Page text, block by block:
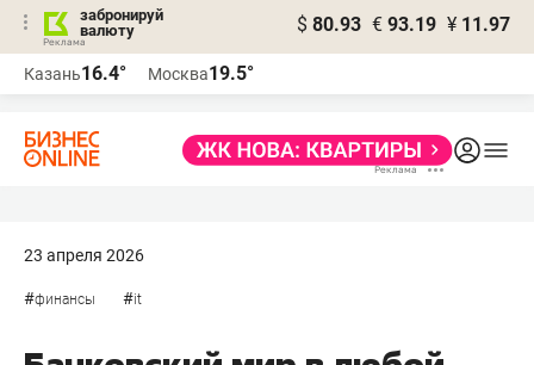
забронируй
валюту
$ 80.93 € 93.19 ¥ 11.97
Казань16.4° Москва19.5°
23 апреля 2026
#финансы #it